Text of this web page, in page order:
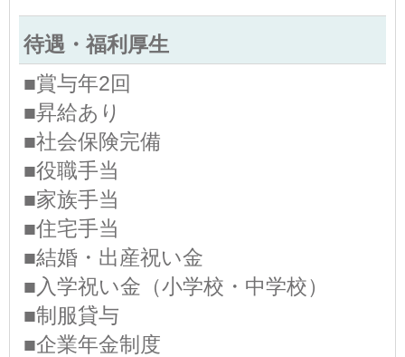
待遇・福利厚生
■賞与年2回
■昇給あり
■社会保険完備
■役職手当
■家族手当
■住宅手当
■結婚・出産祝い金
■入学祝い金（小学校・中学校）
■制服貸与
■企業年金制度